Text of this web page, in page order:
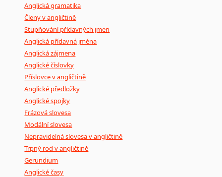
Anglická gramatika
Členy v angličtině
Stupňování přídavných jmen
Anglická přídavná jména
Anglická zájmena
Anglické číslovky
Příslovce v angličtině
Anglické předložky
Anglické spojky
Frázová slovesa
Modální slovesa
Nepravidelná slovesa v angličtině
Trpný rod v angličtině
Gerundium
Anglické časy